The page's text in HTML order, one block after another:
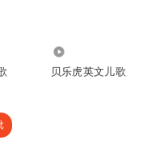
贝乐虎英文儿歌